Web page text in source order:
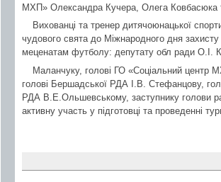
МХП» Олександра Кучера, Олега Ковбасюка
Вихованці та тренер дитячоюнацької
чудового свята до Міжнародного дня
меценатам футболу: депутату обл ради О.І.
Маланчуку, голові ГО «Соціальний
голові Бершадської РДА І.В. Стефанцову,
РДА В.Е.Ольшевському, заступнику голови
активну участь у підготовці та проведенні